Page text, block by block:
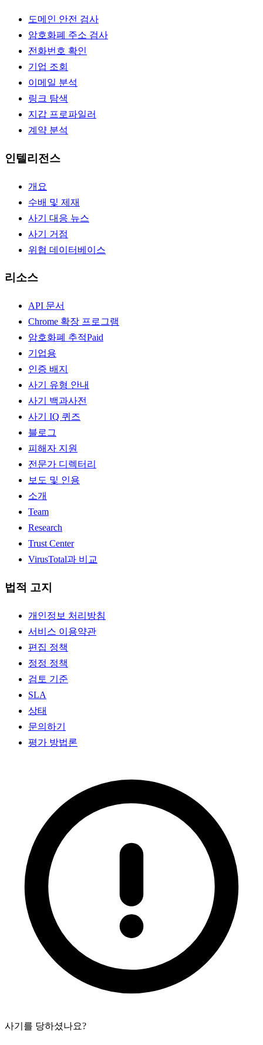
도메인 안전 검사
암호화폐 주소 검사
전화번호 확인
기업 조회
이메일 분석
링크 탐색
지갑 프로파일러
계약 분석
인텔리전스
개요
수배 및 제재
사기 대응 뉴스
사기 거점
위협 데이터베이스
리소스
API 문서
Chrome 확장 프로그램
암호화폐 추적Paid
기업용
인증 배지
사기 유형 안내
사기 백과사전
사기 IQ 퀴즈
블로그
피해자 지원
전문가 디렉터리
보도 및 인용
소개
Team
Research
Trust Center
VirusTotal과 비교
법적 고지
개인정보 처리방침
서비스 이용약관
편집 정책
정정 정책
검토 기준
SLA
상태
문의하기
평가 방법론
사기를 당하셨나요?